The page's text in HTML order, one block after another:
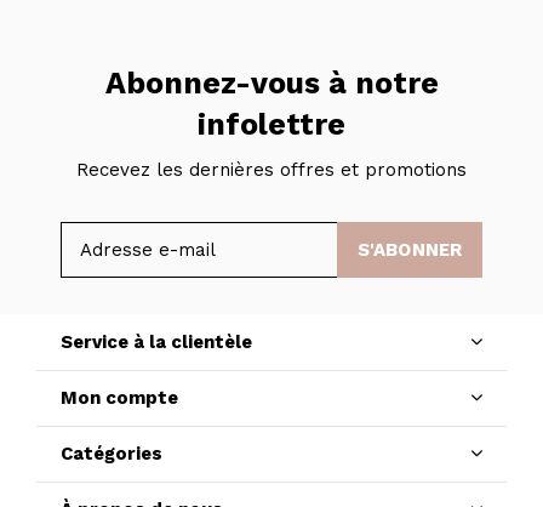
Abonnez-vous à notre
infolettre
Recevez les dernières offres et promotions
S'ABONNER
Service à la clientèle
Mon compte
Catégories